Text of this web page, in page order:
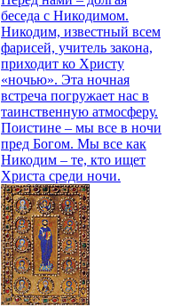
беседа с Никодимом.
Никодим, известный всем
фарисей, учитель закона,
приходит ко Христу
«ночью». Эта ночная
встреча погружает нас в
таинственную атмосферу.
Поистине – мы все в ночи
пред Богом. Мы все как
Никодим – те, кто ищет
Христа среди ночи.